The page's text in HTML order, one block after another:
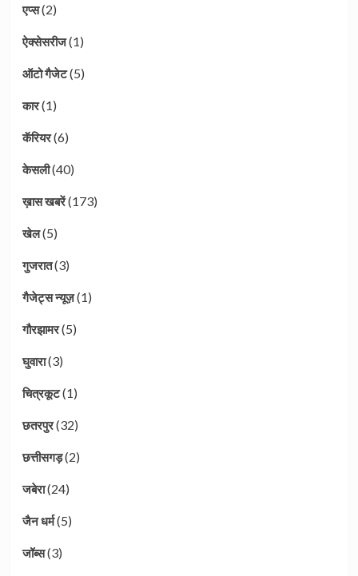
एप्स(2)
ऐक्सेसरीज(1)
ऑटो गैजेट(5)
कार(1)
कॅरियर(6)
केसली(40)
ख़ास खबरें(173)
खेल(5)
गुजरात(3)
गैजेट्स न्यूज़(1)
गौरझामर(5)
घुवारा(3)
चित्रकूट(1)
छतरपुर(32)
छत्तीसगड़(2)
जबेरा(24)
जैन धर्म(5)
जॉब्स(3)